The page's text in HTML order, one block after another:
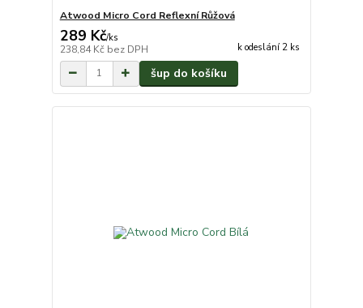
Atwood Micro Cord Reflexní Růžová
289 Kč/ks
238,84 Kč bez DPH k odeslání 2 ks
šup do košíku